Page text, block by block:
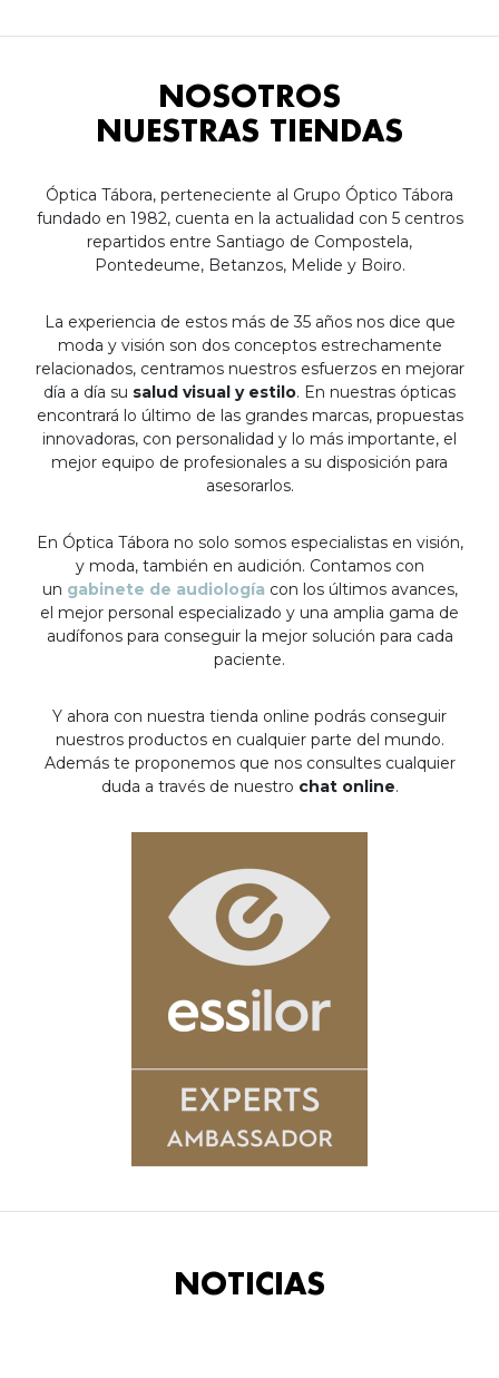
NOSOTROS
NUESTRAS TIENDAS
Óptica Tábora, perteneciente al Grupo Óptico Tábora
fundado en 1982, cuenta en la actualidad con 5 centros
repartidos entre Santiago de Compostela,
Pontedeume, Betanzos, Melide y Boiro.
La experiencia de estos más de 35 años nos dice que
moda y visión son dos conceptos estrechamente
relacionados, centramos nuestros esfuerzos en mejorar
día a día su salud visual y estilo. En nuestras ópticas
encontrará lo último de las grandes marcas, propuestas
innovadoras, con personalidad y lo más importante, el
mejor equipo de profesionales a su disposición para
asesorarlos.
En Óptica Tábora no solo somos especialistas en visión,
y moda, también en audición. Contamos con
un gabinete de audiología con los últimos avances,
el mejor personal especializado y una amplia gama de
audífonos para conseguir la mejor solución para cada
paciente.
Y ahora con nuestra tienda online podrás conseguir
nuestros productos en cualquier parte del mundo.
Además te proponemos que nos consultes cualquier
duda a través de nuestro chat online.
NOTICIAS